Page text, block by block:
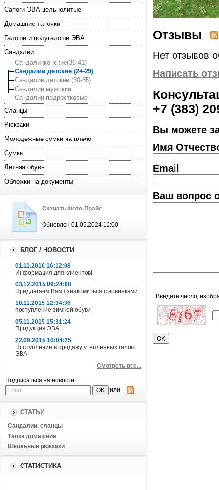
Сапоги ЭВА цельнолитые
Домашние тапочки
Галоши и полугалоши ЭВА
Сандалии
Сандали женские(36-41)
Сандалии детские (24-29)
Сандалии детские (30-35)
Сандалии мужские
Сандалии подростковые
Сланцы
Рюкзаки
Молодежные сумки на плечо
Сумки
Летняя обувь
Обложки на документы
Скачать Фото-Прайс
Обновлен 01.05.2024 12:00
БЛОГ / НОВОСТИ
01.11.2016 16:12:08
Информация для клиентов!
03.12.2015 09:24:08
Предлагаем Вам ознакомиться с новинками
18.11.2015 12:34:36
поступление зимней обуви
05.11.2015 15:31:24
Продукция ЭВА
22.09.2015 10:04:25
Поступление в продажу утепленных галош
ЭВА
Смотреть все...
Подписаться на новости:
или
СТАТЬИ
Сандалии, сланцы
Тапки домашние
Школьные рюкзаки
СТАТИСТИКА
Отзывы
Нет отзывов
Написать
+7 (383)
Вы можете
Имя
Email
Ваш вопрос
Введите число,